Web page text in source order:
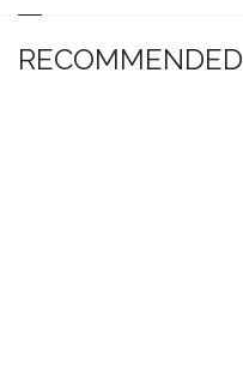
RECOMMENDED